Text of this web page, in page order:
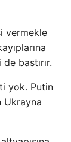
vermekle
bastırır.
yok. Putin
Ukrayna